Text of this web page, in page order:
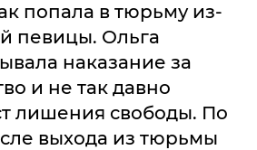
попала в тюрьму из-
певицы. Ольга
наказание за
и не так давно
лишения свободы. По
выхода из тюрьмы